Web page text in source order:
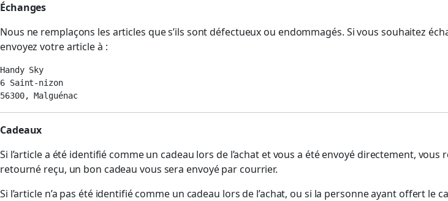
Échanges
Nous ne remplaçons les articles que s’ils sont défectueux ou endommagés. Si vous souhaitez
envoyez votre article à :
Handy Sky
6 Saint-nizon
56300, Malguénac
Cadeaux
Si l’article a été identifié comme un cadeau lors de l’achat et vous a été envoyé directement,
retourné reçu, un bon cadeau vous sera envoyé par courrier.
Si l’article n’a pas été identifié comme un cadeau lors de l’achat, ou si la personne ayant offert